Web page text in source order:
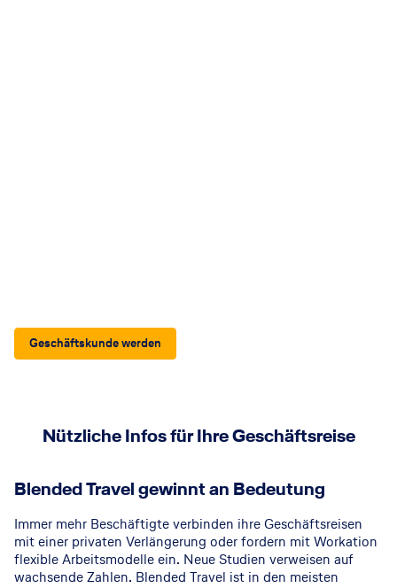
Geschäftskunde werden
Nützliche Infos für Ihre Geschäftsreise
Blended Travel gewinnt an Bedeutung
Immer mehr Beschäftigte verbinden ihre Geschäftsreisen
mit einer privaten Verlängerung oder fordern mit Workation
flexible Arbeitsmodelle ein. Neue Studien verweisen auf
wachsende Zahlen. Blended Travel ist in den meisten